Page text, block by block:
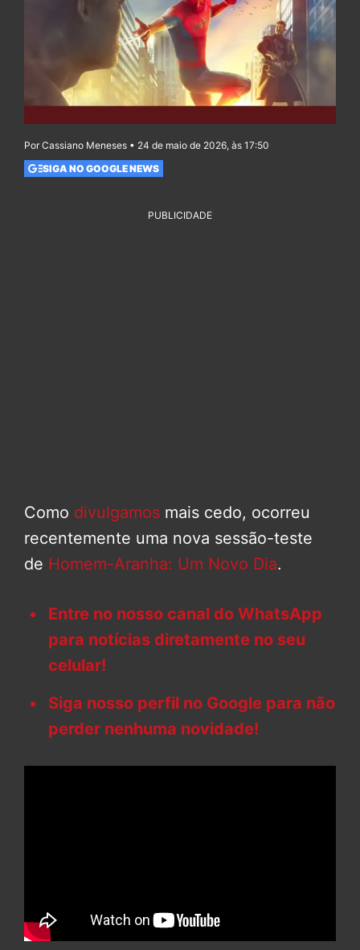
Por Cassiano Meneses • 24 de maio de 2026, às 17:50
SIGA NO GOOGLE NEWS
PUBLICIDADE
Como divulgamos mais cedo, ocorreu
recentemente uma nova sessão-teste
de Homem-Aranha: Um Novo Dia.
Entre no nosso canal do WhatsApp
para notícias diretamente no seu
celular!
Siga nosso perfil no Google para não
perder nenhuma novidade!